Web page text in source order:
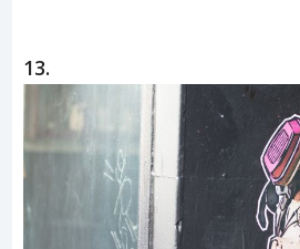
13.